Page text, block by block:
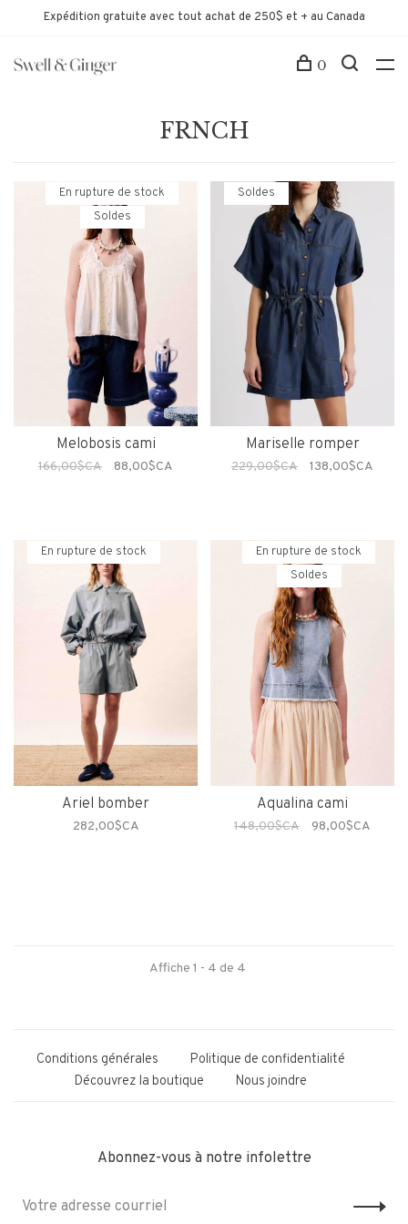
Expédition gratuite avec tout achat de 250$ et + au Canada
0
FRNCH
En rupture de stock
Soldes
Melobosis cami
166,00$CA 88,00$CA
Soldes
Mariselle romper
229,00$CA 138,00$CA
En rupture de stock
Ariel bomber
282,00$CA
En rupture de stock
Soldes
Aqualina cami
148,00$CA 98,00$CA
Affiche 1 - 4 de 4
Conditions générales
Politique de confidentialité
Découvrez la boutique
Nous joindre
Abonnez-vous à notre infolettre